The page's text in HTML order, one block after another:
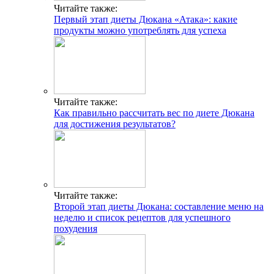
Читайте также:
Первый этап диеты Дюкана «Атака»: какие
продукты можно употреблять для успеха
Читайте также:
Как правильно рассчитать вес по диете Дюкана
для достижения результатов?
Читайте также:
Второй этап диеты Дюкана: составление меню на
неделю и список рецептов для успешного
похудения
INFO@CG-SPORT.RU